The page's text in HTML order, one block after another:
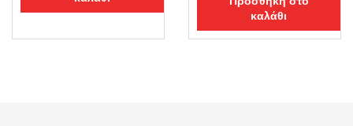
είναι:
τιμή
είναι:
47.92€.
καλάθι